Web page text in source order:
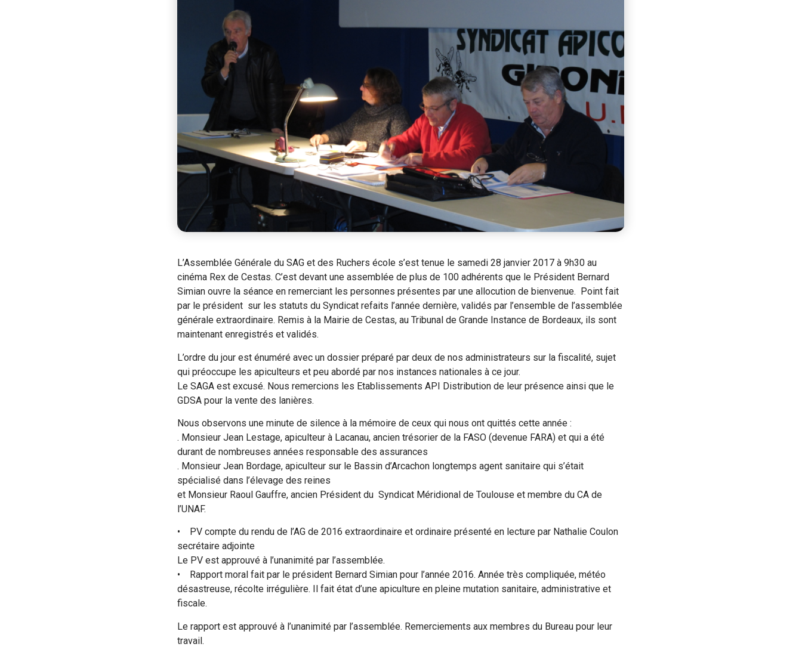
L’Assemblée Générale du SAG et des Ruchers école s’est tenue le samedi 28 janvier 2017 à 9h30 au
cinéma Rex de Cestas. C’est devant une assemblée de plus de 100 adhérents que le Président Bernard
Simian ouvre la séance en remerciant les personnes présentes par une allocution de bienvenue. Point fait
par le président sur les statuts du Syndicat refaits l’année dernière, validés par l’ensemble de l’assemblée
générale extraordinaire. Remis à la Mairie de Cestas, au Tribunal de Grande Instance de Bordeaux, ils sont
maintenant enregistrés et validés.
L’ordre du jour est énuméré avec un dossier préparé par deux de nos administrateurs sur la fiscalité, sujet
qui préoccupe les apiculteurs et peu abordé par nos instances nationales à ce jour.
Le SAGA est excusé. Nous remercions les Etablissements API Distribution de leur présence ainsi que le
GDSA pour la vente des lanières.
Nous observons une minute de silence à la mémoire de ceux qui nous ont quittés cette année :
. Monsieur Jean Lestage, apiculteur à Lacanau, ancien trésorier de la FASO (devenue FARA) et qui a été
durant de nombreuses années responsable des assurances
. Monsieur Jean Bordage, apiculteur sur le Bassin d’Arcachon longtemps agent sanitaire qui s’était
spécialisé dans l’élevage des reines
et Monsieur Raoul Gauffre, ancien Président du Syndicat Méridional de Toulouse et membre du CA de
l’UNAF.
• PV compte du rendu de l’AG de 2016 extraordinaire et ordinaire présenté en lecture par Nathalie Coulon
secrétaire adjointe
Le PV est approuvé à l’unanimité par l’assemblée.
• Rapport moral fait par le président Bernard Simian pour l’année 2016. Année très compliquée, météo
désastreuse, récolte irrégulière. Il fait état d’une apiculture en pleine mutation sanitaire, administrative et
fiscale.
Le rapport est approuvé à l’unanimité par l’assemblée. Remerciements aux membres du Bureau pour leur
travail.